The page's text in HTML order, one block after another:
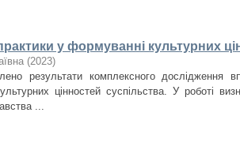
у формуванні культурних
(2023)
результати комплексного дослідження
цінностей суспільства. У роботі
...